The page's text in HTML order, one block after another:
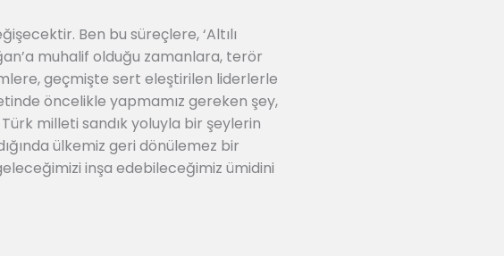
Ben bu süreçlere, ‘Altılı
muhalif olduğu zamanlara, terör
geçmişte sert eleştirilen liderlerle
öncelikle yapmamız gereken şey,
milleti sandık yoluyla bir şeylerin
ülkemiz geri dönülemez bir
inşa edebileceğimiz ümidini